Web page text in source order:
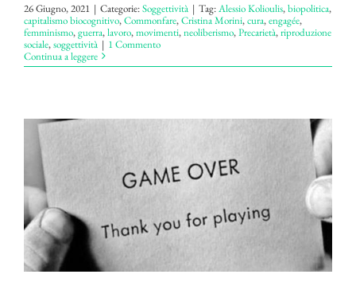
26 Giugno, 2021 | Categorie:Soggettività | Tag:Alessio Kolioulis,biopolitica,
capitalismo biocognitivo,Commonfare,Cristina Morini,cura,engagée,
femminismo,guerra,lavoro,movimenti,neoliberismo,Precarietà,riproduzione
sociale,soggettività | 1 Commento
Continua a leggere